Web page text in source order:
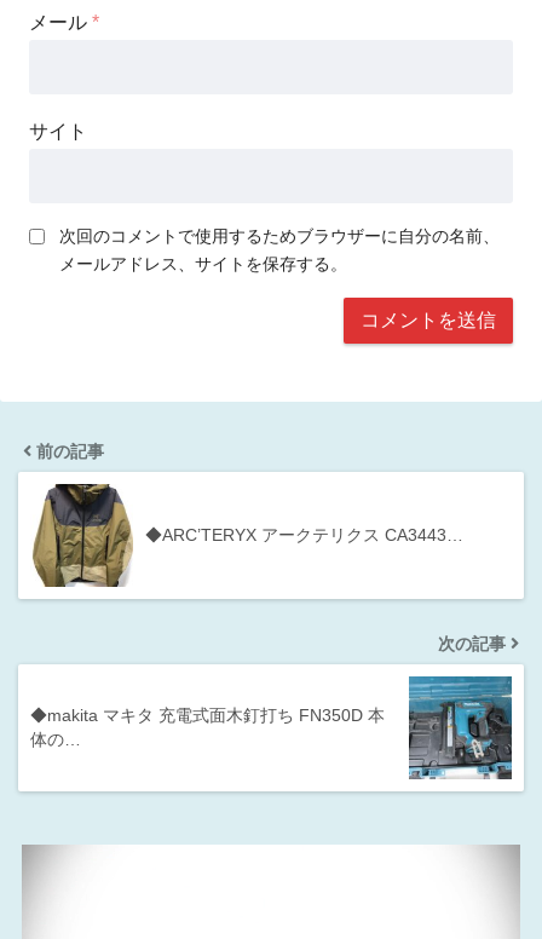
メール *
サイト
次回のコメントで使用するためブラウザーに自分の名前、
メールアドレス、サイトを保存する。
前の記事
◆ARC’TERYX アークテリクス CA3443…
次の記事
◆makita マキタ 充電式面木釘打ち FN350D 本
体の…